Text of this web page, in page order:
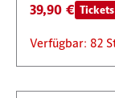
39,90 €
Verfügbar: 82